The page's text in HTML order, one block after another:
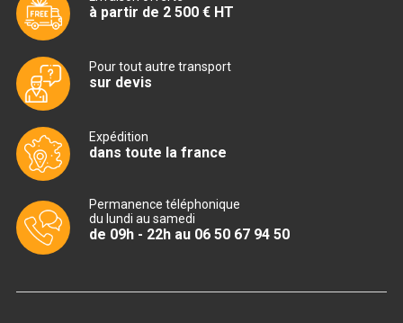
CUISINIÈRE 700 GAZ
CUISINIÈRE 600 ÉLECTRIQUE
CUISINIÈRE 900 ÉLECTRIQUE
à partir de 2 500 € HT
Pour tout autre transport
sur devis
Expédition
dans toute la france
Permanence téléphonique
du lundi au samedi
de 09h - 22h au 06 50 67 94 50